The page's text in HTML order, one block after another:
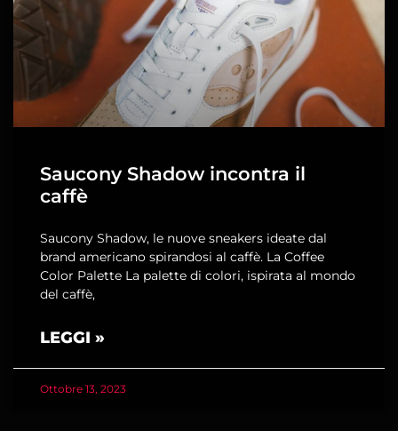
Saucony Shadow incontra il
caffè
Saucony Shadow, le nuove sneakers ideate dal
brand americano spirandosi al caffè. La Coffee
Color Palette La palette di colori, ispirata al mondo
del caffè,
LEGGI »
Ottobre 13, 2023